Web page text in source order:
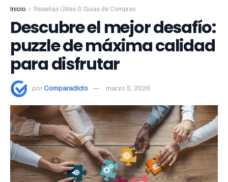
Inicio Reseñas Útiles & Guías de Compras
Descubre el mejor desafío:
puzzle de máxima calidad
para disfrutar
por Comparadicto marzo 5, 2026